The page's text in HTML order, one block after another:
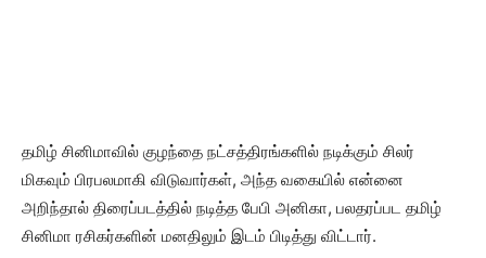
தமிழ் சினிமாவில் குழந்தை நட்சத்திரங்களில் நடிக்கும் சிலர்
மிகவும் பிரபலமாகி விடுவார்கள், அந்த வகையில் என்னை
அறிந்தால் திரைப்படத்தில் நடித்த பேபி அனிகா, பலதரப்பட தமிழ்
சினிமா ரசிகர்களின் மனதிலும் இடம் பிடித்து விட்டார்.